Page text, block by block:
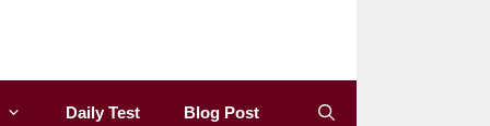
Daily Test Blog Post